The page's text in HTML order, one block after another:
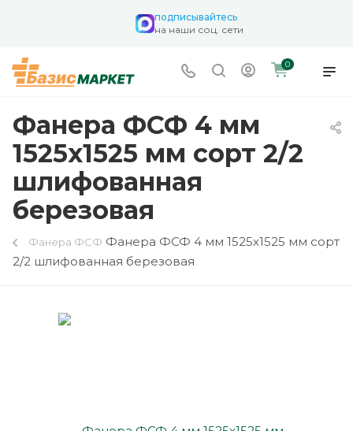
подписывайтесь
на наши соц. сети
0
Фанера ФСФ 4 мм
1525х1525 мм сорт 2/2
шлифованная
березовая
Фанера ФСФ Фанера ФСФ 4 мм 1525х1525 мм сорт
2/2 шлифованная березовая